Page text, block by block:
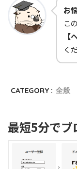
お
こ
【
く
CATEGORY : 全般
最短5分でブ